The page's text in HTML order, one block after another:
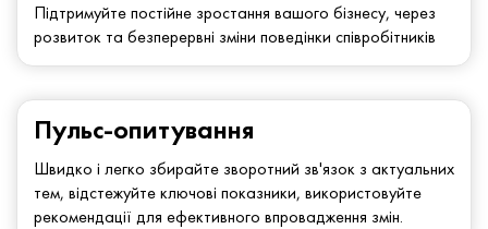
Підтримуйте постійне зростання вашого бізнесу, через
розвиток та безперервні зміни поведінки співробітників
Пульс-опитування
Швидко і легко збирайте зворотний зв'язок з актуальних
тем, відстежуйте ключові показники, використовуйте
рекомендації для ефективного впровадження змін.